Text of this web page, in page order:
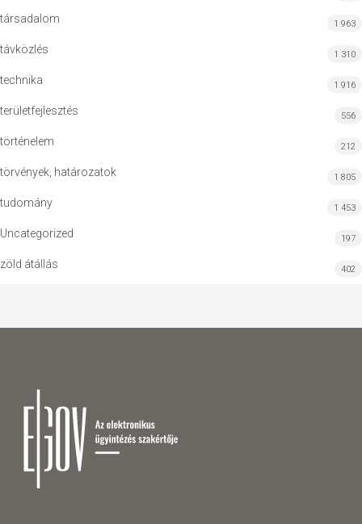
társadalom 1 963
távközlés 1 310
technika 1 916
területfejlesztés 556
történelem 212
törvények, határozatok 1 805
tudomány 1 453
Uncategorized 197
zöld átállás 402